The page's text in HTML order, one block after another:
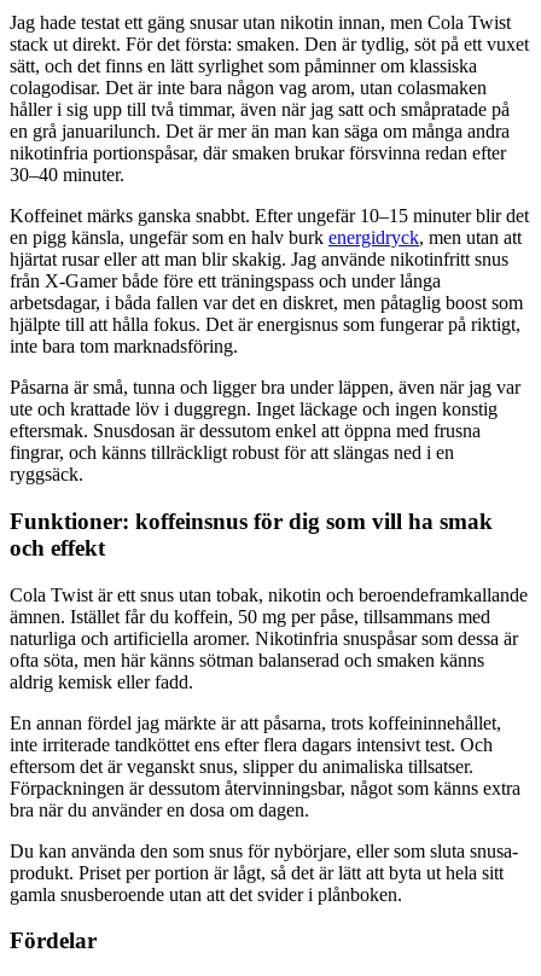
Jag hade testat ett gäng snusar utan nikotin innan, men Cola Twist
stack ut direkt. För det första: smaken. Den är tydlig, söt på ett vuxet
sätt, och det finns en lätt syrlighet som påminner om klassiska
colagodisar. Det är inte bara någon vag arom, utan colasmaken
håller i sig upp till två timmar, även när jag satt och småpratade på
en grå januarilunch. Det är mer än man kan säga om många andra
nikotinfria portionspåsar, där smaken brukar försvinna redan efter
30–40 minuter.
Koffeinet märks ganska snabbt. Efter ungefär 10–15 minuter blir det
en pigg känsla, ungefär som en halv burk energidryck, men utan att
hjärtat rusar eller att man blir skakig. Jag använde nikotinfritt snus
från X-Gamer både före ett träningspass och under långa
arbetsdagar, i båda fallen var det en diskret, men påtaglig boost som
hjälpte till att hålla fokus. Det är energisnus som fungerar på riktigt,
inte bara tom marknadsföring.
Påsarna är små, tunna och ligger bra under läppen, även när jag var
ute och krattade löv i duggregn. Inget läckage och ingen konstig
eftersmak. Snusdosan är dessutom enkel att öppna med frusna
fingrar, och känns tillräckligt robust för att slängas ned i en
ryggsäck.
Funktioner: koffeinsnus för dig som vill ha smak
och effekt
Cola Twist är ett snus utan tobak, nikotin och beroendeframkallande
ämnen. Istället får du koffein, 50 mg per påse, tillsammans med
naturliga och artificiella aromer. Nikotinfria snuspåsar som dessa är
ofta söta, men här känns sötman balanserad och smaken känns
aldrig kemisk eller fadd.
En annan fördel jag märkte är att påsarna, trots koffeininnehållet,
inte irriterade tandköttet ens efter flera dagars intensivt test. Och
eftersom det är veganskt snus, slipper du animaliska tillsatser.
Förpackningen är dessutom återvinningsbar, något som känns extra
bra när du använder en dosa om dagen.
Du kan använda den som snus för nybörjare, eller som sluta snusa-
produkt. Priset per portion är lågt, så det är lätt att byta ut hela sitt
gamla snusberoende utan att det svider i plånboken.
Fördelar